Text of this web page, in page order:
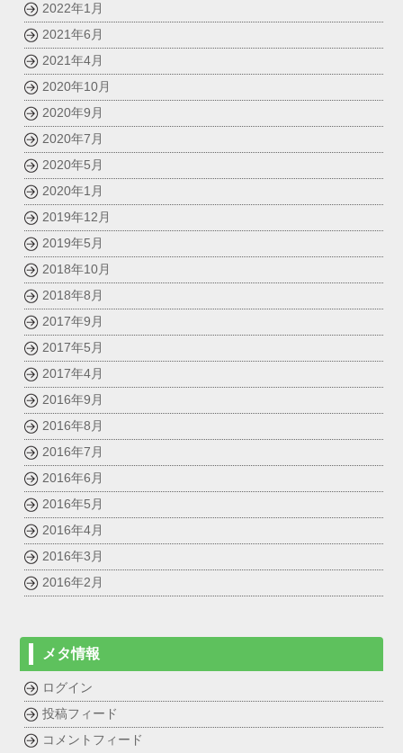
2022年1月
2021年6月
2021年4月
2020年10月
2020年9月
2020年7月
2020年5月
2020年1月
2019年12月
2019年5月
2018年10月
2018年8月
2017年9月
2017年5月
2017年4月
2016年9月
2016年8月
2016年7月
2016年6月
2016年5月
2016年4月
2016年3月
2016年2月
メタ情報
ログイン
投稿フィード
コメントフィード